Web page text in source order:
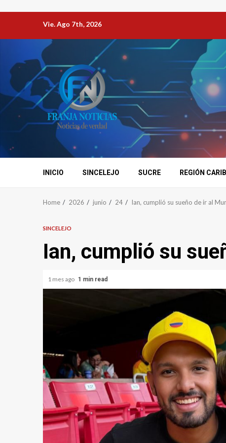
Vie. Ago 7th, 2026
INICIO SINCELEJO SUCRE REGIÓN
Home 2026 junio 24 Ian, cumplió su sueño de ir al
SINCELEJO
Ian, cumplió su
1 mes ago 1 min read